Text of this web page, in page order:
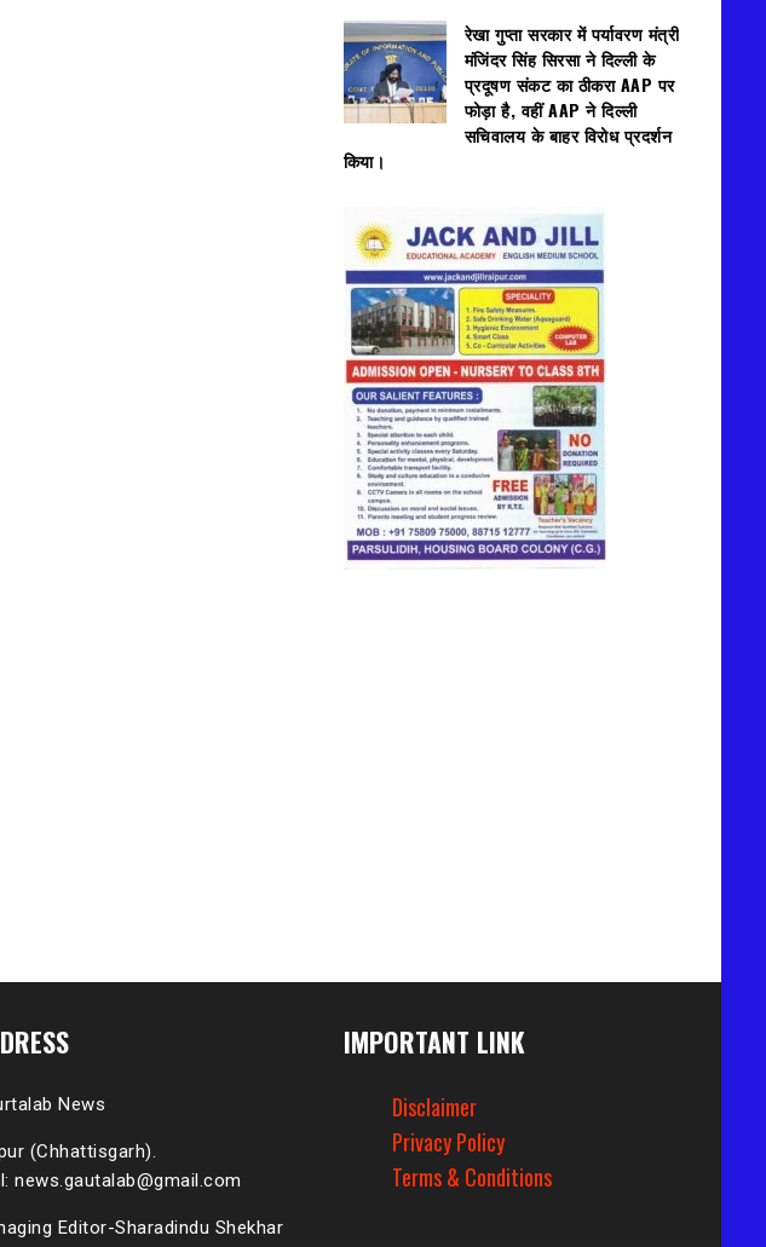
रेखा गुप्ता सरकार में पर्यावरण मंत्री
मंजिंदर सिंह सिरसा ने दिल्ली के
प्रदूषण संकट का ठीकरा AAP पर
फोड़ा है, वहीं AAP ने दिल्ली
सचिवालय के बाहर विरोध प्रदर्शन
किया।
News
(Chhattisgarh).
news.gautalab@gmail.com
Editor-Sharadindu Shekhar
IMPORTANT LINK
Disclaimer
Privacy Policy
Terms & Conditions